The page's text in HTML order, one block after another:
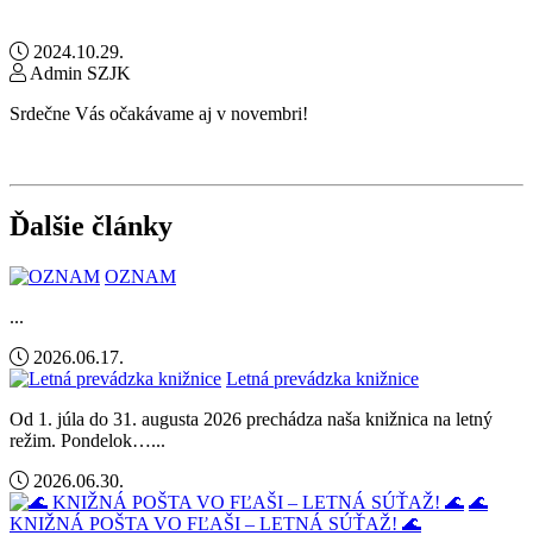
2024.10.29.
Admin SZJK
Srdečne Vás očakávame aj v novembri!
Ďalšie články
OZNAM
...
2026.06.17.
Letná prevádzka knižnice
Od 1. júla do 31. augusta 2026 prechádza naša knižnica na letný
režim. Pondelok…...
2026.06.30.
🌊
KNIŽNÁ POŠTA VO FĽAŠI – LETNÁ SÚŤAŽ! 🌊